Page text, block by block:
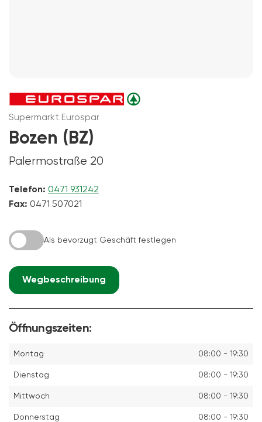
Supermarkt Eurospar
Bozen (BZ)
Palermostraße 20
Telefon: 0471 931242
Fax: 0471 507021
Als bevorzugt Geschäft festlegen
Wegbeschreibung
Öffnungszeiten:
Montag 08:00 - 19:30
Dienstag 08:00 - 19:30
Mittwoch 08:00 - 19:30
Donnerstag 08:00 - 19:30